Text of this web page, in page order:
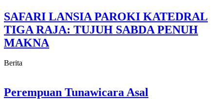
SAFARI LANSIA PAROKI KATEDRAL
TIGA RAJA: TUJUH SABDA PENUH
MAKNA
Berita
Perempuan Tunawicara Asal